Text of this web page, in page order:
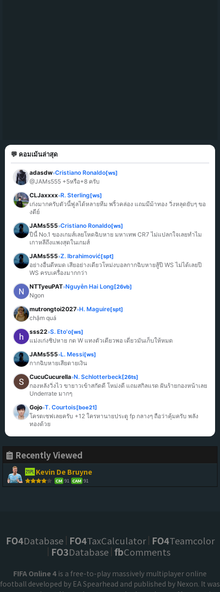
💬 คอมเม้นล่าสุด
adasdw»Cristiano Ronaldo[ws]
@JAMs555 +5หรือ+8 ครับ
CLJaxxxx»R. Sterling[ws]
เก่งมากครับตัวนี้ฟูลได้หลายทีม พริ้วคล่อง แถมมีม้าทอง วิ่งหลุดยับๆ ขอ
งดีย์
JAMs555»Cristiano Ronaldo[ws]
ปีนี้ No.1 ของเกมส์เลยโหดฉิบหาย มหาเทพ CR7 ไม่แปลกใจเลยทำไม
เกาหลีถึงแพงสุดในเกมส์
JAMs555»Z. Ibrahimović[spt]
อย่างอื่นดีหมด เสียอย่างเดียวโหม่งบอลกากฉิบหายสู้ปี WS ไม่ได้เลยปี
WS ครบเครื่องมากกว่า
NTTyeuPAT»Nguyễn Hai Long[26vb]
Ngon
mutrongtoi2027»H. Maguire[spt]
chậm quá
sss22»S. Eto'o[ws]
แม่งเก่งชิปหาย กด W แทงตัวเดียวพอ เดี๋ยวมันเก็บให้หมด
JAMs555»L. Messi[ws]
กากฉิบหายเสียดายเงิน
CucuCucurella»N. Schlotterbeck[26ts]
กองหลังวิ่งไว ขายาวเข้าสกัดดี โหม่งดี แถมสกิลแรด ฝันร้ายกองหน้าเลย
Underrate มากๆ
Gojo»T. Courtois[boe21]
โครตเซฟเลยครับ +12 ใครหานายประตู fp กลางๆ ถือว่าคุ้มครับ พลัง
ทองด้วย
Recently Viewed
Kevin De Bruyne
CM 91 CAM 91
FO4Database FO4TaxCalculator FO4Teamcolor
FO3Database fbComments
FIFA Online 4 is a free-to-play massively multiplayer online
football developed by EA Spearhead and published by Nexon. It was